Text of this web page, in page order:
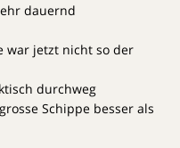
dauernd
war jetzt nicht so der
durchweg
Schippe besser als